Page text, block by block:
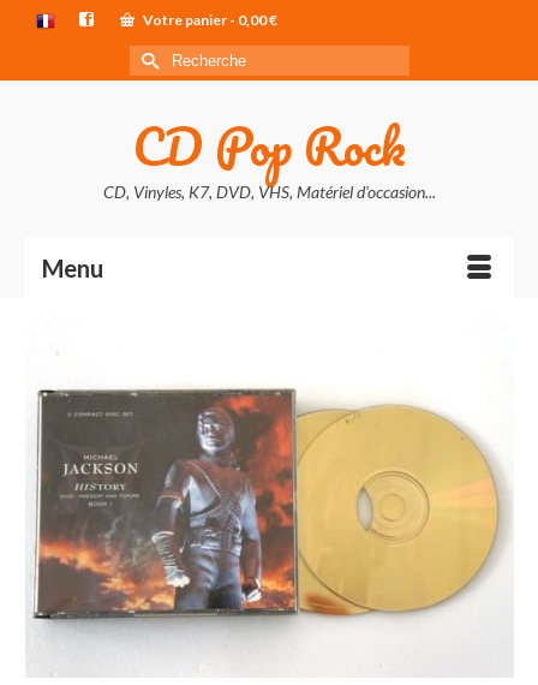
Votre panier - 0,00€
Rechercher :
CD Pop Rock
CD, Vinyles, K7, DVD, VHS, Matériel d'occasion...
Menu